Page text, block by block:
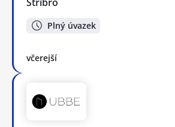
Plný úvazek
včerejší